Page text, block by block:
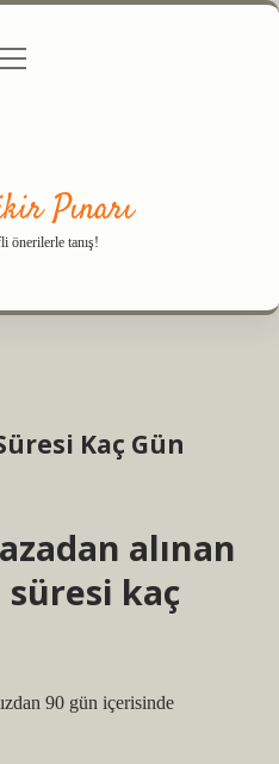
Pınarı
önerilerle tanış!
Kaç Gün
alınan
kaç
90 gün içerisinde